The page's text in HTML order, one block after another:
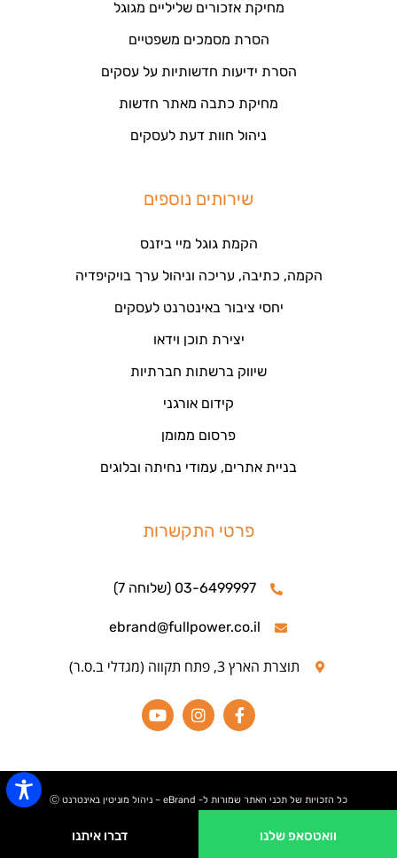
וואטסאפ שלנו דברו איתנו
מחיקת אזכורים שליליים מגוגל
הסרת מסמכים משפטיים
הסרת ידיעות חדשותיות על עסקים
מחיקת כתבה מאתר חדשות
ניהול חוות דעת לעסקים
שירותים נוספים
הקמת גוגל מיי ביזנס
הקמה, כתיבה, עריכה וניהול ערך בויקיפדיה
יחסי ציבור באינטרנט לעסקים
יצירת תוכן וידאו
שיווק ברשתות חברתיות
קידום אורגני
פרסום ממומן
בניית אתרים, עמודי נחיתה ובלוגים
פרטי התקשרות
03-6499997 (שלוחה 7)
ebrand@fullpower.co.il
תוצרת הארץ 3, פתח תקווה (מגדלי ב.ס.ר)
כל הזכויות של תכני האתר שמורות ל- eBrand – ניהול מוניטין באינטרנט Ⓒ